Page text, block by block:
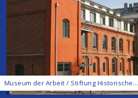
Museum der Arbeit / Stiftung Historische...